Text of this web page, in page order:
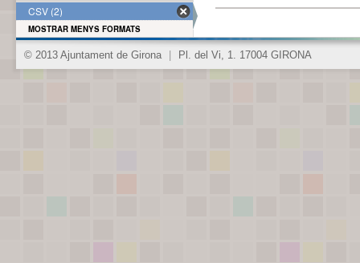
CSV (2)
MOSTRAR MENYS FORMATS
© 2013 Ajuntament de Girona Pl. del Vi, 1. 17004 GIRONA